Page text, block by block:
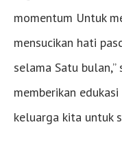
momentum Untuk
mensucikan hati
selama Satu
memberikan
keluarga kita untuk